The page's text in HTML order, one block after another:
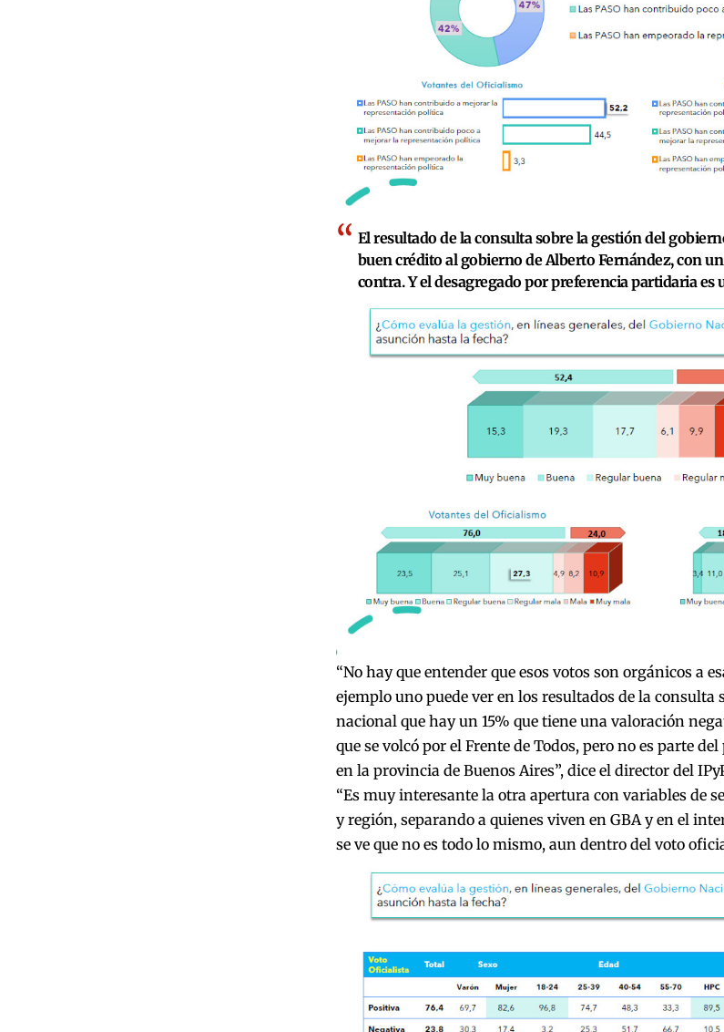
El resultado de la consulta sobre la gestión del
buen crédito al gobierno de Alberto Fernández, con
contra.Y el desagregado por preferencia partidaria es
“No hay que entender que esos votos son orgánicos a
ejemplo uno puede ver en los resultados de la consulta
nacional que hay un 15% que tiene una valoración
que se volcó por el Frente de Todos, pero no es parte
en la provincia de Buenos Aires”, dice el director del
“Es muy interesante la otra apertura con variables de
y región, separando a quienes viven en GBA y en el
se ve que no es todo lo mismo, aun dentro del voto